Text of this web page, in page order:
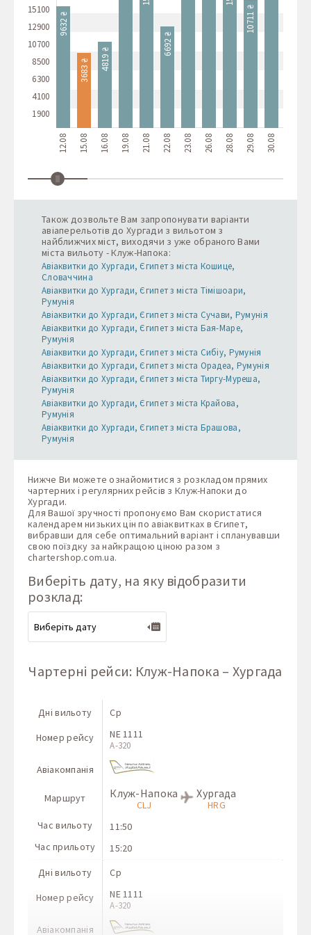
15100
12900
10700
8500
6300
4100
1900
9632 ₴
12.08
3683 ₴
15.08
4819 ₴
16.08 19.08 21.08
6692 ₴
22.08 23.08 26.08 28.08
10711 ₴
29.08 30.08
Також дозвольте Вам запропонувати варіанти
авіаперельотів до Хургади з вильотом з
найближчих міст, виходячи з уже обраного Вами
міста вильоту - Клуж-Напока:
Авіаквитки до Хургади, Єгипет з міста Кошице,
Словаччина
Авіаквитки до Хургади, Єгипет з міста Тімішоари,
Румунія
Авіаквитки до Хургади, Єгипет з міста Сучави, Румунія
Авіаквитки до Хургади, Єгипет з міста Бая-Маре,
Румунія
Авіаквитки до Хургади, Єгипет з міста Сибіу, Румунія
Авіаквитки до Хургади, Єгипет з міста Орадеа, Румунія
Авіаквитки до Хургади, Єгипет з міста Тиргу-Муреша,
Румунія
Авіаквитки до Хургади, Єгипет з міста Крайова,
Румунія
Авіаквитки до Хургади, Єгипет з міста Брашова,
Румунія
Нижче Ви можете ознайомитися з розкладом прямих
чартерних і регулярних рейсів з Клуж-Напоки до
Хургади.
Для Вашої зручності пропонуємо Вам скористатися
календарем низьких цін по авіаквитках в Єгипет,
вибравши для себе оптимальний варіант і спланувавши
свою поїздку за найкращою ціною разом з
chartershop.com.ua.
Виберіть дату, на яку відобразити
розклад:
Чартерні рейси: Клуж-Напока – Хургада
Дні вильоту
Номер рейсу
Авіакомпанія
Маршрут
Час вильоту
Час прильоту
Ср
NE 1111
A-320
Клуж-Напока
CLJ
Хургада
HRG
11:50
15:20
Дні вильоту
Номер рейсу
Авіакомпанія
Ср
NE 1111
A-320